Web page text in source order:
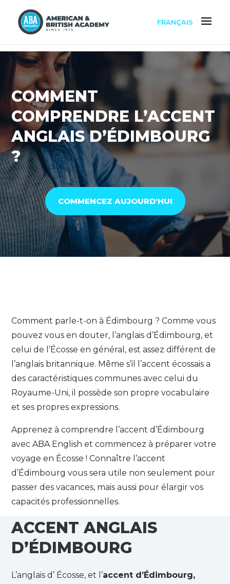
FRANÇAIS
COMMENT
COMPRENDRE L’ACCENT
ANGLAIS D’ÉDIMBOURG
?
COMMENCEZ AUJOURD'HUI
Comment parle-t-on à Édimbourg ? Comme vous
pouvez vous en douter, l’anglais d’Édimbourg, et
celui de l’Écosse en général, est assez différent de
l’anglais britannique. Même s’il l’accent écossais a
des caractéristiques communes avec celui du
Royaume-Uni, il possède son propre vocabulaire
et ses propres expressions.
Apprenez à comprendre l’accent d’Édimbourg
avec ABA English et commencez à préparer votre
voyage en Écosse ! Connaître l’accent
d’Édimbourg vous sera utile non seulement pour
passer des vacances, mais aussi pour élargir vos
capacités professionnelles.
ACCENT ANGLAIS
D’ÉDIMBOURG
L’anglais d’ Écosse, et l’accent d’Édimbourg,